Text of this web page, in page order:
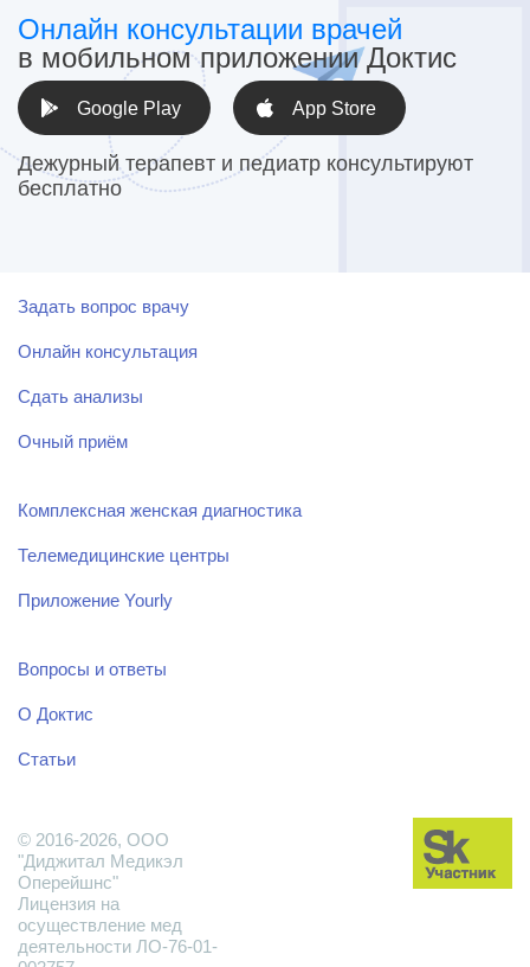
Онлайн консультации врачей
в мобильном приложении Доктис
Google Play App Store
Дежурный терапевт и педиатр консультируют
бесплатно
Задать вопрос врачу
Онлайн консультация
Сдать анализы
Очный приём
Комплексная женская диагностика
Телемедицинские центры
Приложение Yourly
Вопросы и ответы
О Доктис
Статьи
© 2016-2026, ООО
"Диджитал Медикэл
Оперейшнс"
Лицензия на
осуществление мед
деятельности ЛО-76-01-